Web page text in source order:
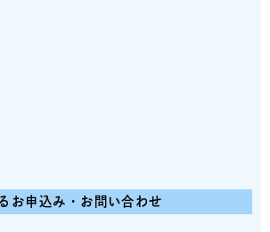
お申込み・お問い合わせ